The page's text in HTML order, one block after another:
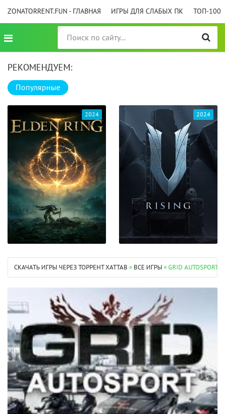
ZONATORRENT.FUN - ГЛАВНАЯ ИГРЫ ДЛЯ СЛАБЫХ ПК ТОП-100
РЕКОМЕНДУЕМ:
Популярные
2024 2024
СКАЧАТЬ ИГРЫ ЧЕРЕЗ ТОРРЕНТ XATTAB » ВСЕ ИГРЫ » GRID